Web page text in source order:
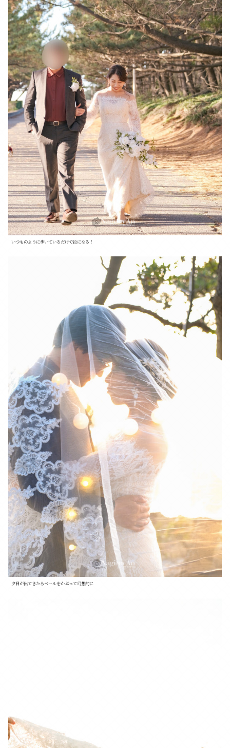
いつものように歩いているだけで絵になる！
夕日が出てきたらベールをかぶって幻想的に